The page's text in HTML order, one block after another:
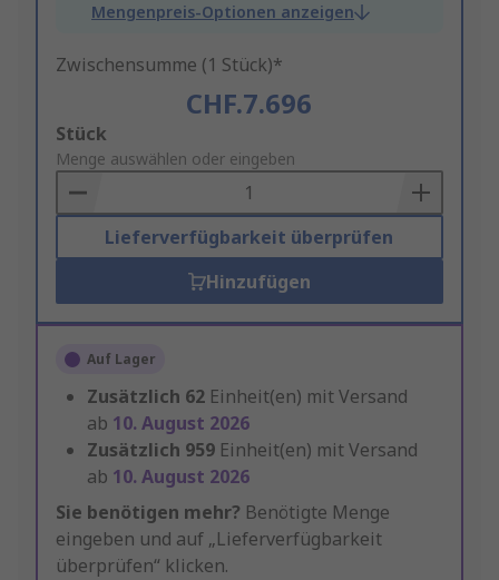
Mengenpreis-Optionen anzeigen
Zwischensumme (1 Stück)*
CHF.7.696
Add
to
Basket
Stück
Menge auswählen oder eingeben
Lieferverfügbarkeit überprüfen
Hinzufügen
Auf Lager
Zusätzlich 62 Einheit(en) mit Versand
ab 10. August 2026
Zusätzlich 959 Einheit(en) mit Versand
ab 10. August 2026
Sie benötigen mehr? Benötigte Menge
eingeben und auf „Lieferverfügbarkeit
überprüfen“ klicken.